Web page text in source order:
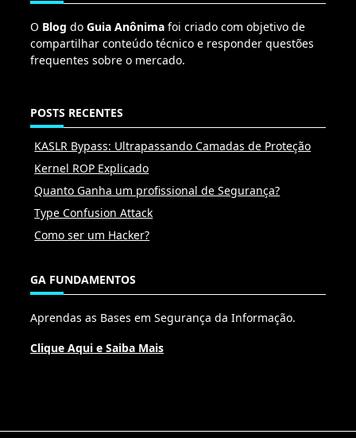
O Blog do Guia Anônima foi criado com objetivo de
compartilhar conteúdo técnico e responder questões
frequentes sobre o mercado.
POSTS RECENTES
KASLR Bypass: Ultrapassando Camadas de Proteção
Kernel ROP Explicado
Quanto Ganha um profissional de Segurança?
Type Confusion Attack
Como ser um Hacker?
GA FUNDAMENTOS
Aprendas as Bases em Segurança da Informação.
Clique Aqui e Saiba Mais